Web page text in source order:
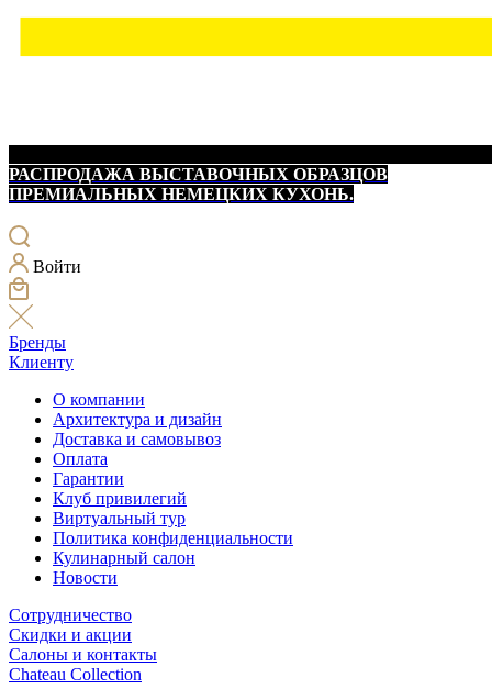
РАСПРОДАЖА ВЫСТАВОЧНЫХ ОБРАЗЦОВ
ПРЕМИАЛЬНЫХ НЕМЕЦКИХ КУХОНЬ.
Войти
Бренды
Клиенту
О компании
Архитектура и дизайн
Доставка и самовывоз
Оплата
Гарантии
Клуб привилегий
Виртуальный тур
Политика конфиденциальности
Кулинарный салон
Новости
Сотрудничество
Скидки и акции
Салоны и контакты
Chateau Collection